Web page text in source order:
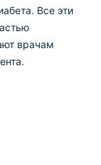
Все эти
врачам